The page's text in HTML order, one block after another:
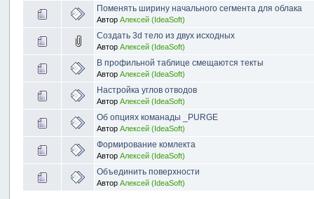
Поменять ширину начального сегмента для облака
АвторАлексей (IdeaSoft)
Создать 3d тело из двух исходных
АвторАлексей (IdeaSoft)
В профильной таблице смещаются текты
АвторАлексей (IdeaSoft)
Настройка углов отводов
АвторАлексей (IdeaSoft)
Об опциях команады _PURGE
АвторАлексей (IdeaSoft)
Формирование комлекта
АвторАлексей (IdeaSoft)
Объединить поверхности
АвторАлексей (IdeaSoft)